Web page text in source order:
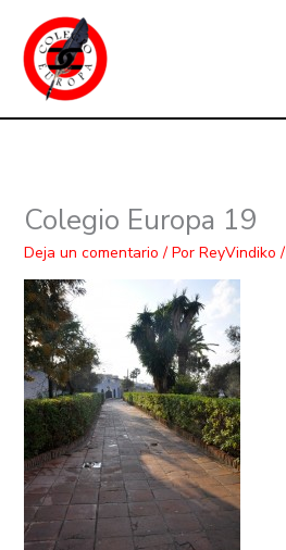
contenido
Colegio Europa 19
Deja un comentario / Por ReyVindiko/
a
t
a
s